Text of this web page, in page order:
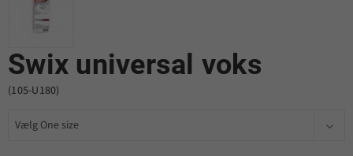
Swix universal voks
(105-U180)